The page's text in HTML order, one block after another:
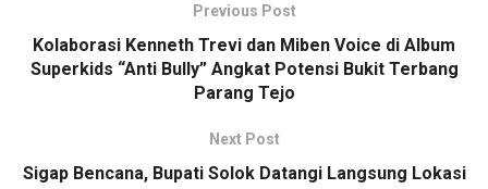
Previous Post
Kolaborasi Kenneth Trevi dan Miben Voice di Album
Superkids “Anti Bully” Angkat Potensi Bukit Terbang
Parang Tejo
Next Post
Sigap Bencana, Bupati Solok Datangi Langsung Lokasi